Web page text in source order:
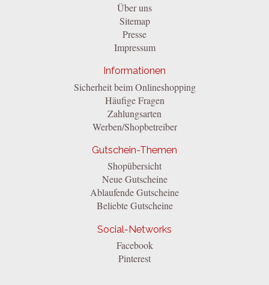
Über uns
Sitemap
Presse
Impressum
Informationen
Sicherheit beim Onlineshopping
Häufige Fragen
Zahlungsarten
Werben/Shopbetreiber
Gutschein-Themen
Shopübersicht
Neue Gutscheine
Ablaufende Gutscheine
Beliebte Gutscheine
Social-Networks
Facebook
Pinterest